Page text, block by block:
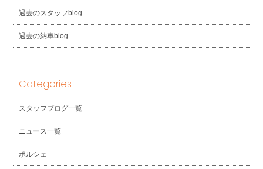
過去のスタッフblog
過去の納車blog
Categories
スタッフブログ一覧
ニュース一覧
ポルシェ